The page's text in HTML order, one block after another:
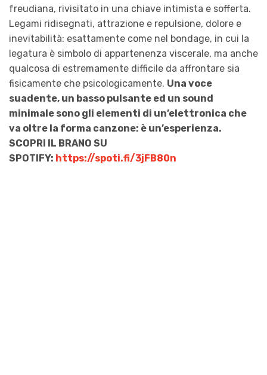
freudiana, rivisitato in una chiave intimista e sofferta.
Legami ridisegnati, attrazione e repulsione, dolore e
inevitabilità: esattamente come nel bondage, in cui la
legatura è simbolo di appartenenza viscerale, ma anche
qualcosa di estremamente difficile da affrontare sia
fisicamente che psicologicamente. Una voce
suadente, un basso pulsante ed un sound
minimale sono gli elementi di un’elettronica che
va oltre la forma canzone: è un’esperienza.
SCOPRI IL BRANO SU
SPOTIFY: https://spoti.fi/3jFB80n